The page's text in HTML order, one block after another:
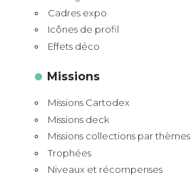
Cadres expo
Icônes de profil
Effets déco
Missions
Missions Cartodex
Missions deck
Missions collections par thèmes
Trophées
Niveaux et récompenses